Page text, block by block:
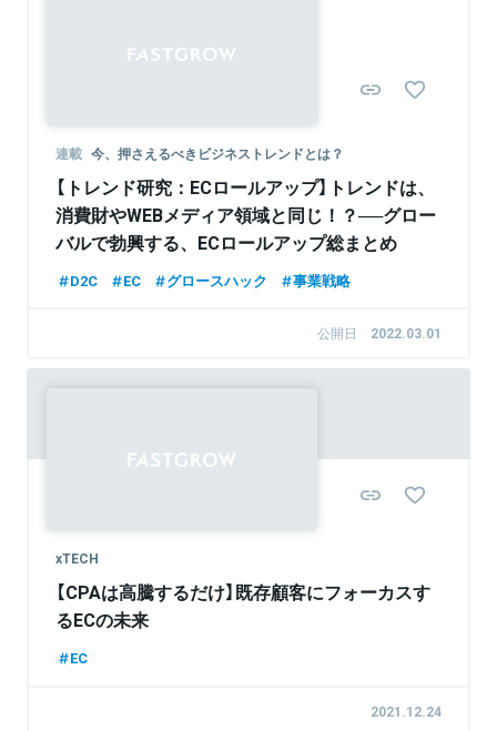
連載 今、押さえるべきビジネストレンドとは？
【トレンド研究：ECロールアップ】トレンドは、
消費財やWEBメディア領域と同じ！？──グロー
バルで勃興する、ECロールアップ総まとめ
D2C EC グロースハック 事業戦略
公開日 2022.03.01
xTECH
【CPAは高騰するだけ】既存顧客にフォーカスす
るECの未来
EC
2021.12.24